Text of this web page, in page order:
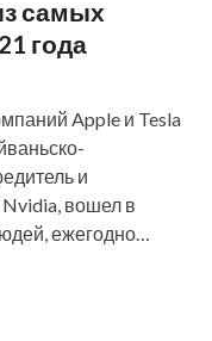
самых
года
Apple и Tesla
и
вошел в
ежегодно…